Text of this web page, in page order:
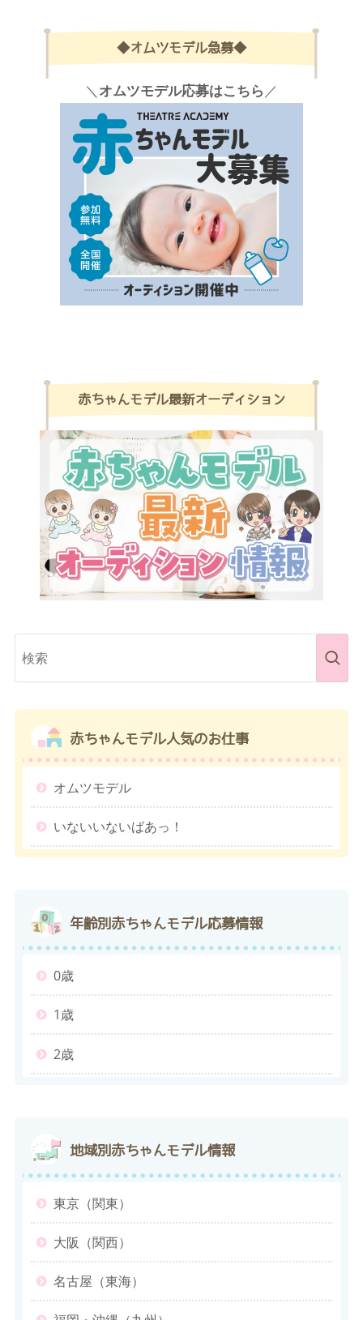
◆オムツモデル急募◆
＼ オムツモデル応募はこちら ／
赤ちゃんモデル最新オーディション
赤ちゃんモデル人気のお仕事
オムツモデル
いないいないばあっ！
年齢別 赤ちゃんモデル応募情報
0歳
1歳
2歳
地域別 赤ちゃんモデル情報
東京（関東）
大阪（関西）
名古屋（東海）